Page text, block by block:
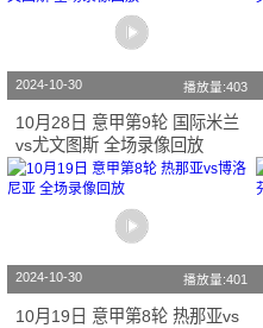
2024-10-30 播放量:403
10月28日 意甲第9轮 国际米兰
vs尤文图斯 全场录像回放
2024-10-30 播放量:401
10月19日 意甲第8轮 热那亚vs